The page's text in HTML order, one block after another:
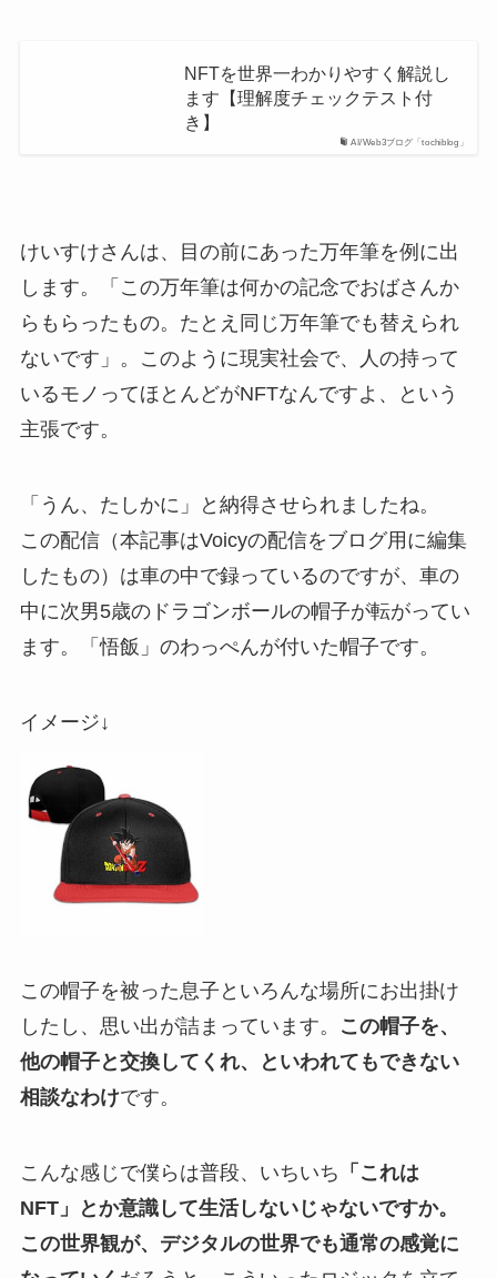
AI/Web3ブログ「tochiblog」
NFTを世界一わかりやすく解説し
ます【理解度チェックテスト付
き】
けいすけさんは、目の前にあった万年筆を例に出
します。「この万年筆は何かの記念でおばさんか
らもらったもの。たとえ同じ万年筆でも替えられ
ないです」。このように現実社会で、人の持って
いるモノってほとんどがNFTなんですよ、という
主張です。
「うん、たしかに」と納得させられましたね。
この配信（本記事はVoicyの配信をブログ用に編集
したもの）は車の中で録っているのですが、車の
中に次男5歳のドラゴンボールの帽子が転がってい
ます。「悟飯」のわっぺんが付いた帽子です。
イメージ↓
この帽子を被った息子といろんな場所にお出掛け
したし、思い出が詰まっています。
この帽子を、
他の帽子と交換してくれ、といわれてもできない
相談なわけです。
こんな感じで僕らは普段、いちいち 「これは
NFT」とか意識して生活しないじゃないですか。
この世界観が、デジタルの世界でも通常の感覚に